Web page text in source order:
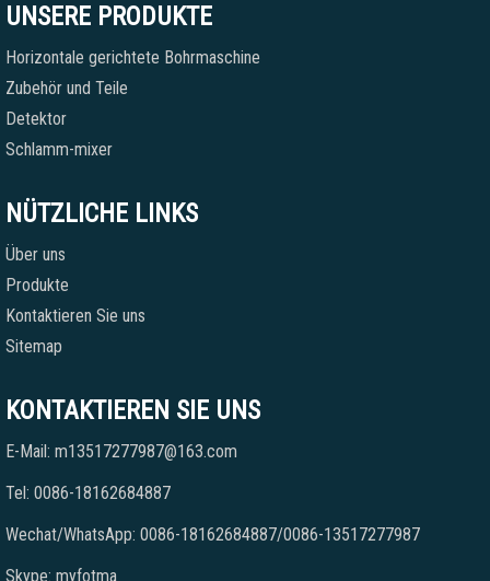
UNSERE PRODUKTE
Horizontale gerichtete Bohrmaschine
Zubehör und Teile
Detektor
Schlamm-mixer
NÜTZLICHE LINKS
Über uns
Produkte
Kontaktieren Sie uns
Sitemap
KONTAKTIEREN SIE UNS
E-Mail: m13517277987@163.com
Tel: 0086-18162684887
Wechat/WhatsApp: 0086-18162684887/0086-13517277987
Skype: myfotma